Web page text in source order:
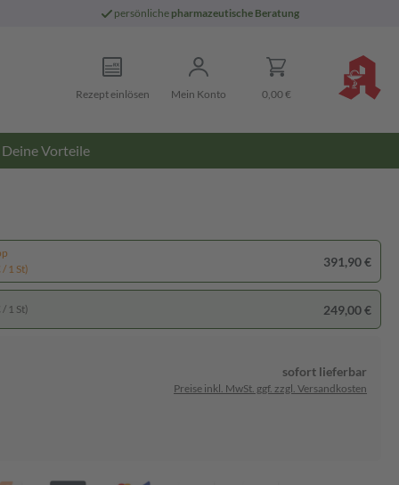
persönliche pharmazeutische Beratung
Rezept einlösen Mein Konto 0,00 €
Deine Vorteile
1 St)
391,90 €
1 St) 249,00 €
sofort lieferbar
Preise inkl. MwSt. ggf. zzgl. Versandkosten